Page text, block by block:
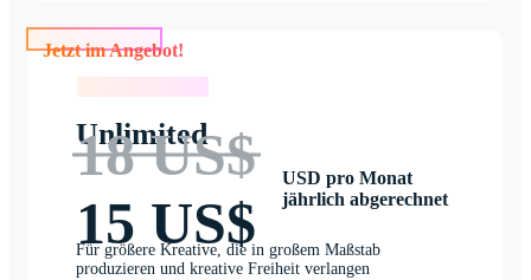
Jetzt im Angebot!
Unlimited
18 US$
15 US$
USD pro Monat
jährlich abgerechnet
Für größere Kreative, die in großem Maßstab
produzieren und kreative Freiheit verlangen